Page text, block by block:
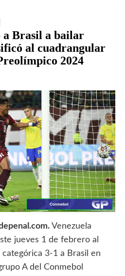
a Brasil a bailar
al cuadrangular
2024
Venezuela
jueves 1 de febrero al
3-1 a Brasil en
A del Conmebol